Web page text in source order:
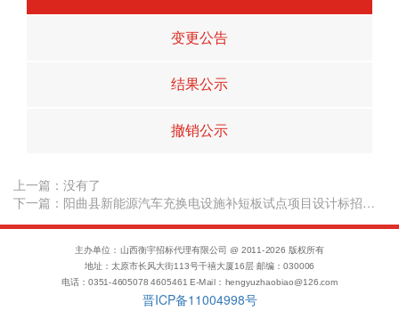
变更公告
结果公示
撤销公示
上一篇： 没有了
下一篇：阳曲县新能源汽车充换电设施补短板试点项目设计标招标公告
主办单位：山西衡宇招标代理有限公司 @ 2011-2026 版权所有
地址：太原市长风大街113号千禧大厦16层 邮编：030006
电话：0351-4605078 4605461 E-Mail：hengyuzhaobiao@126.com
晋ICP备11004998号